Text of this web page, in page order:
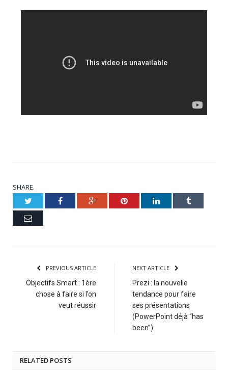
SHARE.
Twitter Facebook Google+ Pinterest LinkedIn Tumblr
Email
PREVIOUS ARTICLE
Objectifs Smart : 1ère
chose à faire si l’on
veut réussir
NEXT ARTICLE
Prezi : la nouvelle
tendance pour faire
ses présentations
(PowerPoint déjà “has
been”)
RELATED POSTS